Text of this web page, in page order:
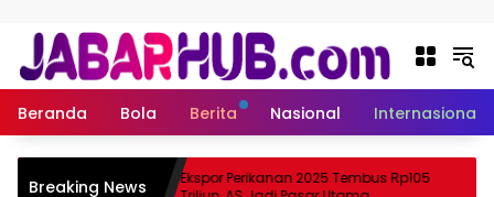
Beranda Bola Berita Nasional Internasional
Breaking News
Ekspor Perikanan 2025 Tembus Rp105